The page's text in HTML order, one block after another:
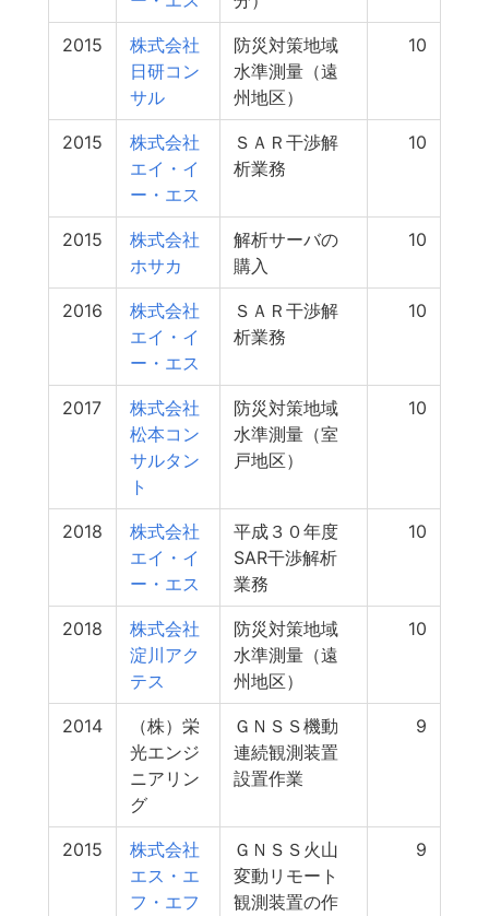
2015
株式会社
日研コン
サル
防災対策地域
水準測量（遠
州地区）
10
2015
株式会社
エイ・イ
ー・エス
ＳＡＲ干渉解
析業務
10
2015
株式会社
ホサカ
解析サーバの
購入
10
2016
株式会社
エイ・イ
ー・エス
ＳＡＲ干渉解
析業務
10
2017
株式会社
松本コン
サルタン
ト
防災対策地域
水準測量（室
戸地区）
10
2018
株式会社
エイ・イ
ー・エス
平成３０年度
SAR干渉解析
業務
10
2018
株式会社
淀川アク
テス
防災対策地域
水準測量（遠
州地区）
10
2014
（株）栄
光エンジ
ニアリン
グ
ＧＮＳＳ機動
連続観測装置
設置作業
9
2015
株式会社
エス・エ
フ・エフ
ＧＮＳＳ火山
変動リモート
観測装置の作
9